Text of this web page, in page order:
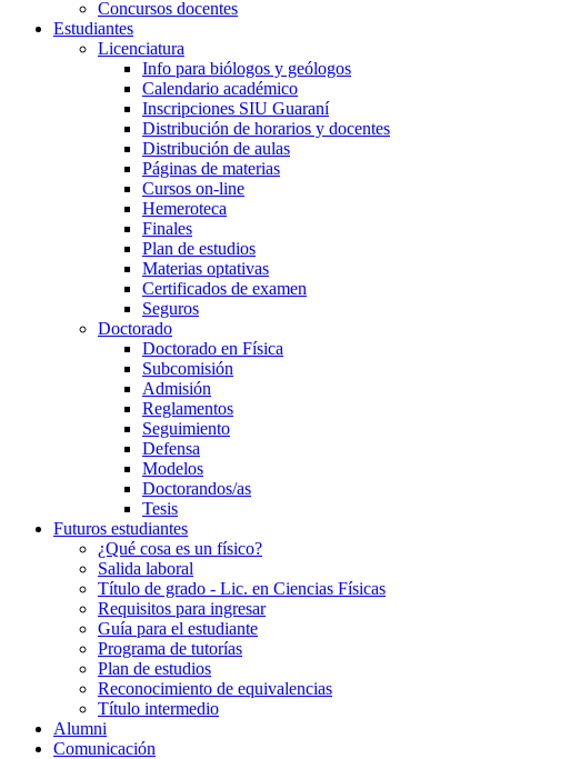
Concursos docentes
Estudiantes
Licenciatura
Info para biólogos y geólogos
Calendario académico
Inscripciones SIU Guaraní
Distribución de horarios y docentes
Distribución de aulas
Páginas de materias
Cursos on-line
Hemeroteca
Finales
Plan de estudios
Materias optativas
Certificados de examen
Seguros
Doctorado
Doctorado en Física
Subcomisión
Admisión
Reglamentos
Seguimiento
Defensa
Modelos
Doctorandos/as
Tesis
Futuros estudiantes
¿Qué cosa es un físico?
Salida laboral
Título de grado - Lic. en Ciencias Físicas
Requisitos para ingresar
Guía para el estudiante
Programa de tutorías
Plan de estudios
Reconocimiento de equivalencias
Título intermedio
Alumni
Comunicación